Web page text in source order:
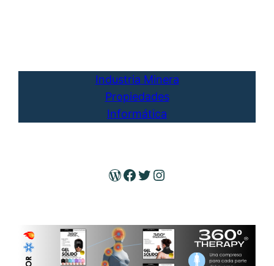
Industria Minera
Propiedades
Informática
WordPress
Facebook
Twitter
Instagram